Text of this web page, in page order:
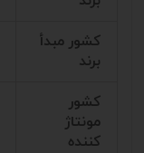
کشور مبدأ
برند
کشور
مونتاژ
کننده